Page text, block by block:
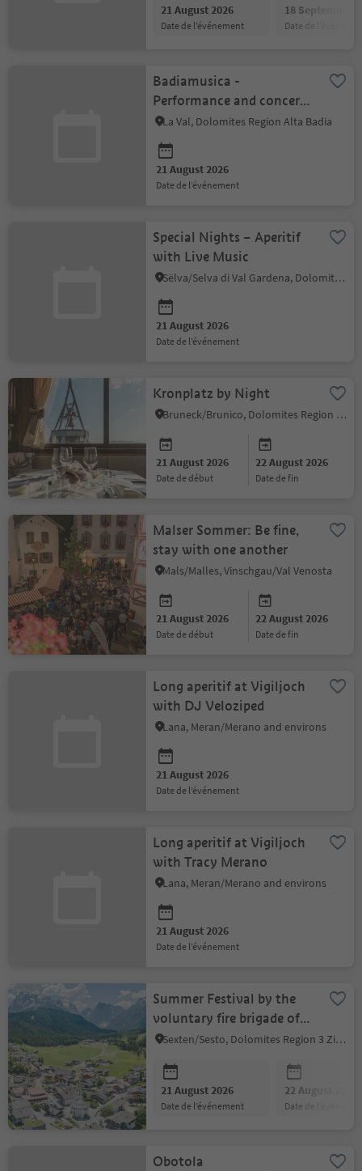
21 August 2026
date de l’événement
18 September
date de
Badiamusica -
Performance and concert
at the museum
La Val, Dolomites Region Alta Badia
21 August 2026
date de l’événement
Special Nights – Aperitif
with Live Music
Sëlva/Selva di Val Gardena, Dolomites Region Val Gardena
21 August 2026
date de l’événement
Kronplatz by Night
Bruneck/Brunico, Dolomites Region Kronplatz/Plan de Corones
21 August 2026
date de début
22 August 2026
date de fin
Malser Sommer: Be fine,
stay with one another
Mals/Malles, Vinschgau/Val Venosta
21 August 2026
date de début
22 August 2026
date de fin
Long aperitif at Vigiljoch
with DJ Veloziped
Lana, Meran/Merano and environs
21 August 2026
date de l’événement
Long aperitif at Vigiljoch
with Tracy Merano
Lana, Meran/Merano and environs
21 August 2026
date de l’événement
Summer Festival by the
voluntary fire brigade of
Sexten
Sexten/Sesto, Dolomites Region 3 Zinnen
21 August 2026
date de l’événement
22 August 2026
date de
Obotola